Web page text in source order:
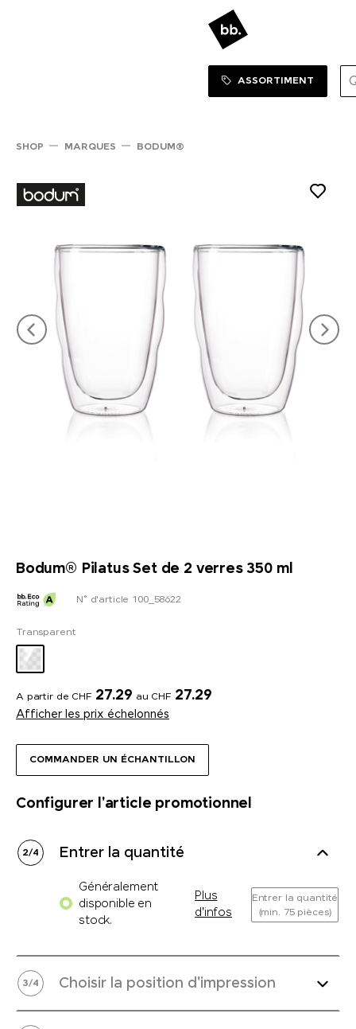
SHOP
ASSORTIMENT
SHOP MARQUES BODUM®
Bodum® Pilatus Set de 2 verres 350 ml
COMMANDER UN ÉCHANTILLON
N° d'article 100_58622
Transparent
A partir de CHF 27.29 au CHF 27.29
Afficher les prix échelonnés
Configurer l'article promotionnel
2/4 Entrer la quantité
Généralement
disponible en
stock.
Plus
d'infos
Entrer la quantité
(min. 75 pièces)
3/4 Choisir la position d'impression